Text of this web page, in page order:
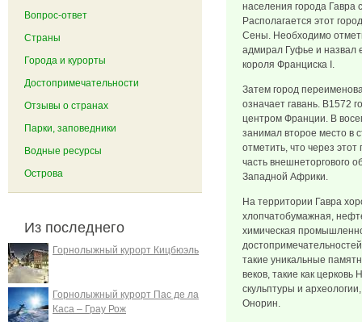
населения города Гавра
Располагается этот
Сены. Необходимо
адмирал Гуфье и назвал
короля Франциска I.
Затем город
означает гавань. В1572
центром Франции. В
занимал второе место в
отметить, что через
часть внешнеторгового
Западной Африки.
На территории Гавра
хлопчатобумажная,
химическая
такие уникальные
веков, такие как
скульптуры и
Онорин.
Вопрос-ответ
Страны
Города и курорты
Достопримечательности
Отзывы о странах
Парки, заповедники
Водные ресурсы
Острова
Из последнего
Горнолыжный курорт Кицбюэль
Горнолыжный курорт Пас де ла
Каса – Грау Рож